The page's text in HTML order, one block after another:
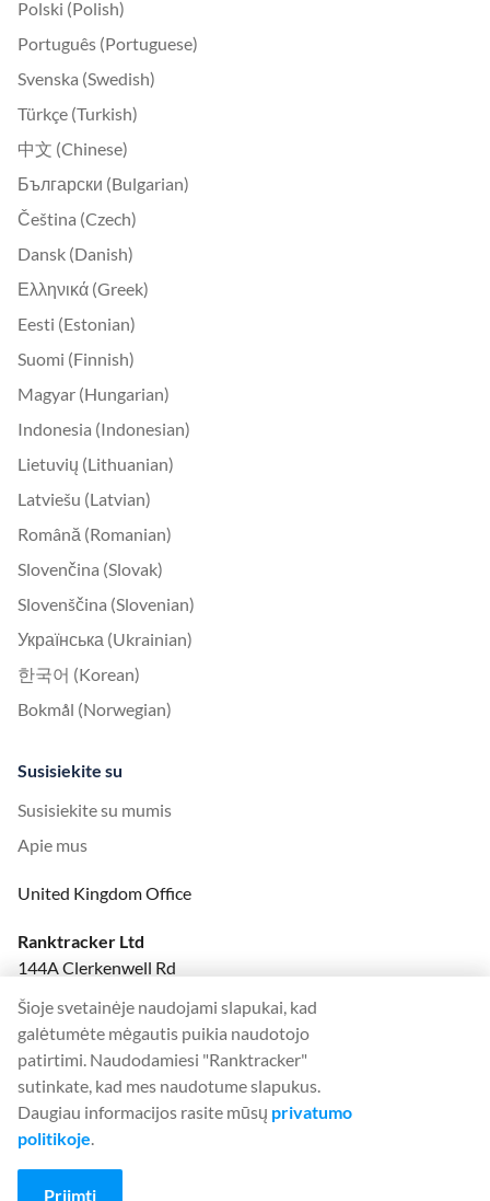
Polski (Polish)
Português (Portuguese)
Svenska (Swedish)
Türkçe (Turkish)
中文 (Chinese)
Български (Bulgarian)
Čeština (Czech)
Dansk (Danish)
Ελληνικά (Greek)
Eesti (Estonian)
Suomi (Finnish)
Magyar (Hungarian)
Indonesia (Indonesian)
Lietuvių (Lithuanian)
Latviešu (Latvian)
Română (Romanian)
Slovenčina (Slovak)
Slovenščina (Slovenian)
Українська (Ukrainian)
한국어 (Korean)
Bokmål (Norwegian)
Susisiekite su
Susisiekite su mumis
Apie mus
United Kingdom Office
Ranktracker Ltd
144A Clerkenwell Rd
Company No: 08820809
felix@ranktracker.com
2015 -
Šioje svetainėje naudojami slapukai, kad
galėtumėte mėgautis puikia naudotojo
patirtimi. Naudodamiesi "Ranktracker"
sutinkate, kad mes naudotume slapukus.
Daugiau informacijos rasite mūsų privatumo
politikoje.
Priimti